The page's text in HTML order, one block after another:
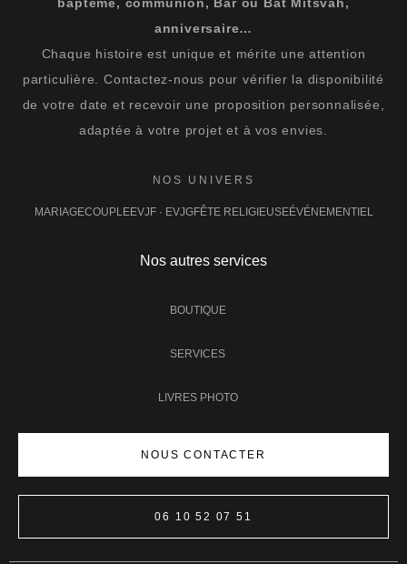
baptême, communion, Bar ou Bat Mitsvah,
anniversaire…
Chaque histoire est unique et mérite une attention
particulière. Contactez-nous pour vérifier la disponibilité
de votre date et recevoir une proposition personnalisée,
adaptée à votre projet et à vos envies.
NOS UNIVERS
MARIAGECOUPLEEVJF · EVJGFÊTE RELIGIEUSEÉVÉNEMENTIEL
Nos autres services
BOUTIQUE
SERVICES
LIVRES PHOTO
NOUS CONTACTER
06 10 52 07 51